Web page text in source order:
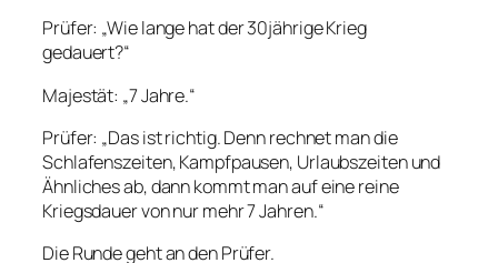
Prüfer: „Wie lange hat der 30jährige Krieg
gedauert?“
Majestät: „7 Jahre.“
Prüfer: „Das ist richtig. Denn rechnet man die
Schlafenszeiten, Kampfpausen, Urlaubszeiten und
Ähnliches ab, dann kommt man auf eine reine
Kriegsdauer von nur mehr 7 Jahren.“
Die Runde geht an den Prüfer.